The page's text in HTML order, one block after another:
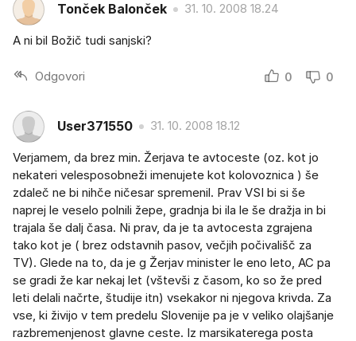
Tonček Balonček 31. 10. 2008 18.24
A ni bil Božič tudi sanjski?
Odgovori 0 0
User371550 31. 10. 2008 18.12
Verjamem, da brez min. Žerjava te avtoceste (oz. kot jo
nekateri velesposobneži imenujete kot kolovoznica ) še
zdaleč ne bi nihče ničesar spremenil. Prav VSI bi si še
naprej le veselo polnili žepe, gradnja bi ila le še dražja in bi
trajala še dalj časa. Ni prav, da je ta avtocesta zgrajena
tako kot je ( brez odstavnih pasov, večjih počivališč za
TV). Glede na to, da je g Žerjav minister le eno leto, AC pa
se gradi že kar nekaj let (vštevši z časom, ko so že pred
leti delali načrte, študije itn) vsekakor ni njegova krivda. Za
vse, ki živijo v tem predelu Slovenije pa je v veliko olajšanje
razbremenjenost glavne ceste. Iz marsikaterega posta